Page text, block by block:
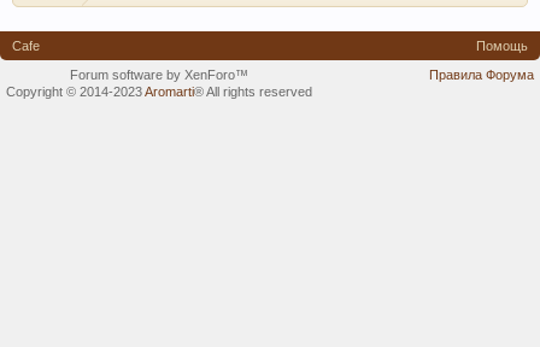
Cafe
Помощь
Правила Форума
Forum software by XenForo™
Copyright © 2014-2023Aromarti®All rights reserved